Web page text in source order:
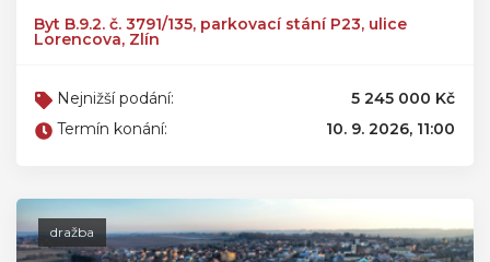
Byt B.9.2. č. 3791/135, parkovací stání P23, ulice
Lorencova, Zlín
Nejnižší podání:
5 245 000 Kč
Termín konání:
10. 9. 2026, 11:00
dražba